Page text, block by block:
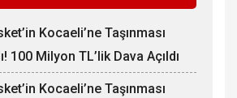
Kocaeli’ne Taşınması
100 Milyon TL’lik Dava Açıldı
Kocaeli’ne Taşınması